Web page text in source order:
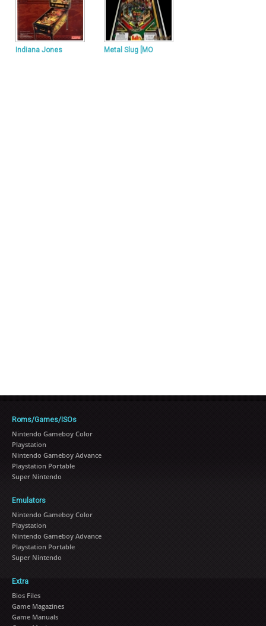
Indiana Jones Metal Slug [MO
Roms/Games/ISOs
Nintendo Gameboy Color
Playstation
Nintendo Gameboy Advance
Playstation Portable
Super Nintendo
Emulators
Nintendo Gameboy Color
Playstation
Nintendo Gameboy Advance
Playstation Portable
Super Nintendo
Extra
Bios Files
Game Magazines
Game Manuals